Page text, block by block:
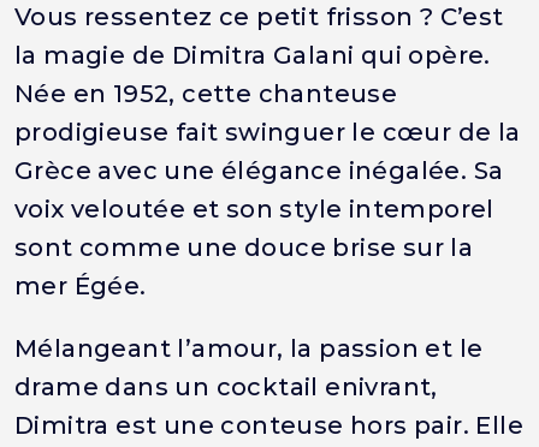
Vous ressentez ce petit frisson ? C’est
la magie de Dimitra Galani qui opère.
Née en 1952, cette chanteuse
prodigieuse fait swinguer le cœur de la
Grèce avec une élégance inégalée. Sa
voix veloutée et son style intemporel
sont comme une douce brise sur la
mer Égée.
Mélangeant l’amour, la passion et le
drame dans un cocktail enivrant,
Dimitra est une conteuse hors pair. Elle